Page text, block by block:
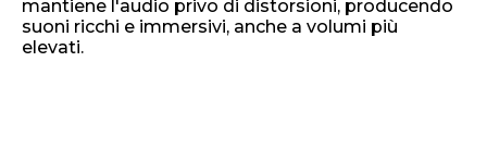
mantiene l'audio privo di distorsioni, producendo
suoni ricchi e immersivi, anche a volumi più
elevati.